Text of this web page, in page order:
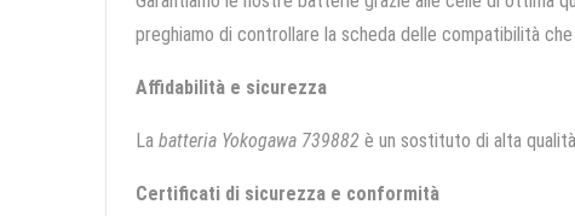
preghiamo di controllare la scheda delle compatibilità
Affidabilità e sicurezza
La batteria Yokogawa 739882 è un sostituto di alta
Certificati di sicurezza e conformità